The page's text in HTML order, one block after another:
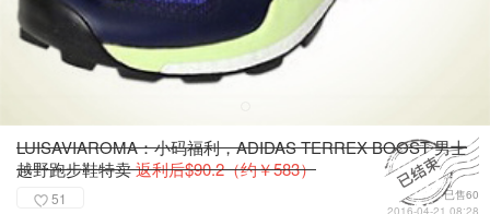
LUISAVIAROMA：小码福利，ADIDAS TERREX BOOST 男士
越野跑步鞋特卖返利后$90.2（约￥583）
51
已售60
2016-04-21 08:28